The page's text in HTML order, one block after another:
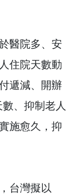
醫院多、安
住院天數動
遞減、開辦
、抑制老人
施愈久，抑
台灣擬以